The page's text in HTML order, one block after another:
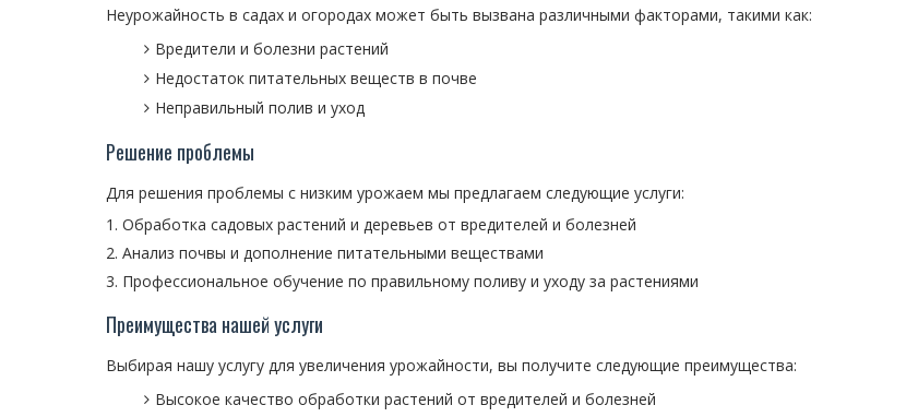
Неурожайность в садах и огородах может быть вызвана различными факторами, такими как:
Вредители и болезни растений
Недостаток питательных веществ в почве
Неправильный полив и уход
Решение проблемы
Для решения проблемы с низким урожаем мы предлагаем следующие услуги:
Обработка садовых растений и деревьев от вредителей и болезней
Анализ почвы и дополнение питательными веществами
Профессиональное обучение по правильному поливу и уходу за растениями
Преимущества нашей услуги
Выбирая нашу услугу для увеличения урожайности, вы получите следующие преимущества:
Высокое качество обработки растений от вредителей и болезней